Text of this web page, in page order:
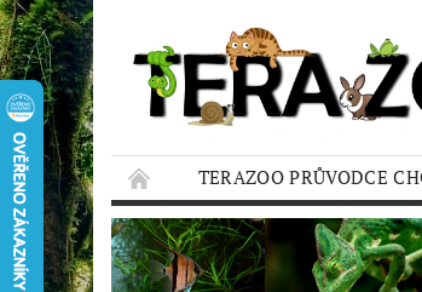
TERAZOO PRŮVODCE
HODNOCENÍ OBCHODU